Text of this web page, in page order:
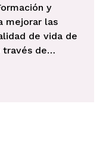
y
mejorar las
de vida de
través de…